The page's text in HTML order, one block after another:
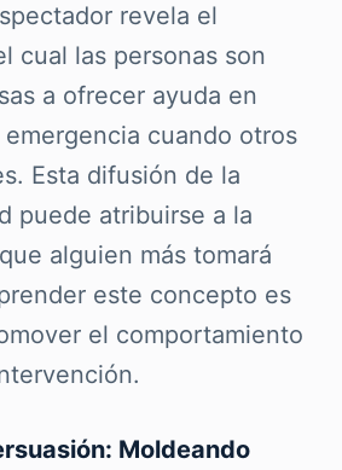
revela el
cual las personas son
a ofrecer ayuda en
cuando otros
Esta difusión de la
puede atribuirse a la
alguien más tomará
este concepto es
el comportamiento
Moldeando